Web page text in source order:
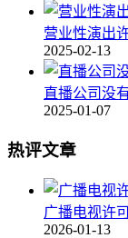
营业性演出
2025-02-13
直播公司没
2025-01-07
热评文章
广播电视许
2026-01-13